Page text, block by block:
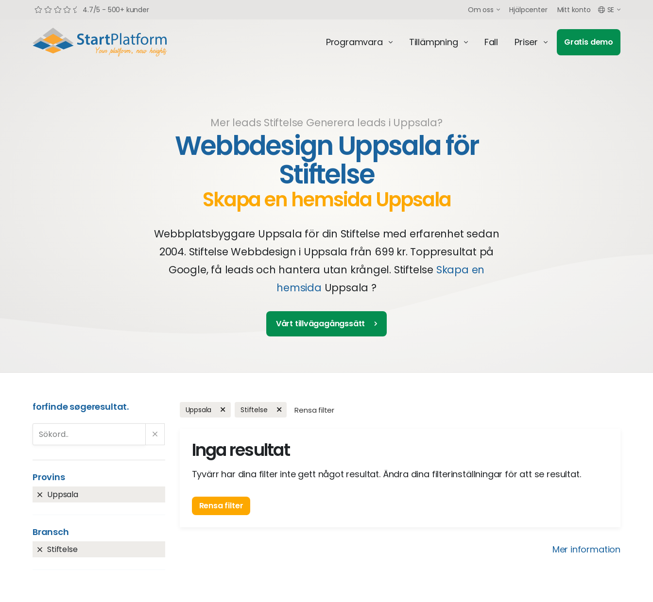
Mer leads Stiftelse Generera leads i Uppsala?
Webbdesign Uppsala för
Stiftelse
Skapa en hemsida Uppsala
Webbplatsbyggare Uppsala för din Stiftelse med erfarenhet sedan
2004. Stiftelse Webbdesign i Uppsala från 699 kr. Toppresultat på
Google, få leads och hantera utan krångel. Stiftelse Skapa en
hemsida Uppsala ?
Vårt tillvägagångssätt
forfinde søgeresultat.
Provins
Uppsala
Bransch
Stiftelse
Uppsala Stiftelse Rensa filter
Inga resultat
Tyvärr har dina filter inte gett något resultat. Ändra dina filterinställningar för att se resultat.
Rensa filter
Mer information
4.7/5 - 500+ kunder Om oss Hjälpcenter Mitt konto SE
Programvara Tillämpning Fall Priser Gratis demo